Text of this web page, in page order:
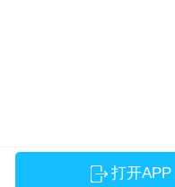
打开